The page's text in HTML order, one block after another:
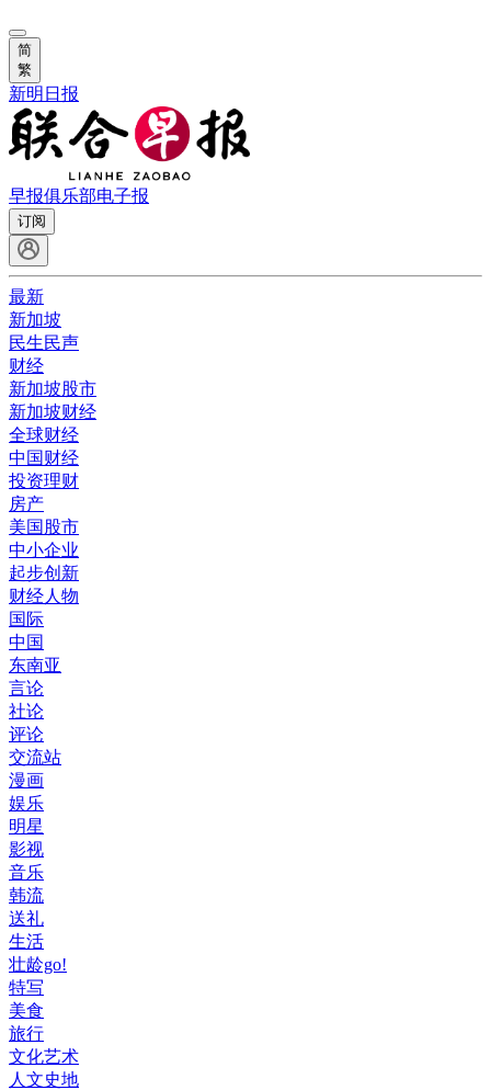
简
繁
新明日报
早报俱乐部电子报
订阅
最新
新加坡
民生民声
财经
新加坡股市
新加坡财经
全球财经
中国财经
投资理财
房产
美国股市
中小企业
起步创新
财经人物
国际
中国
东南亚
言论
社论
评论
交流站
漫画
娱乐
明星
影视
音乐
韩流
送礼
生活
壮龄go!
特写
美食
旅行
文化艺术
人文史地